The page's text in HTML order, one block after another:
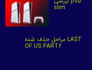
slim
مراحل حذف شده LAST
OF US PART2